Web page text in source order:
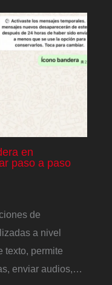
en
paso a paso
de
a nivel
texto, permite
enviar audios,…